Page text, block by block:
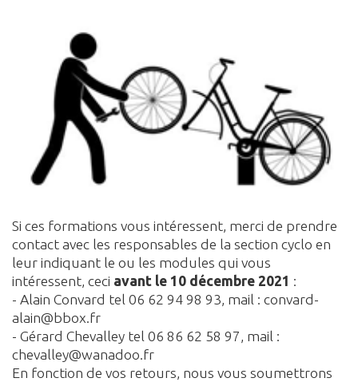
Si ces formations vous intéressent, merci de prendre
contact avec les responsables de la section cyclo en
leur indiquant le ou les modules qui vous
intéressent, ceci avant le 10 décembre 2021 :
- Alain Convard tel 06 62 94 98 93, mail : convard-
alain@bbox.fr
- Gérard Chevalley tel 06 86 62 58 97, mail :
chevalley@wanadoo.fr
En fonction de vos retours, nous vous soumettrons